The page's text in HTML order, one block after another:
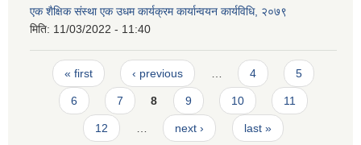
एक शैक्षिक संस्था एक उधम कार्यक्रम कार्यान्वयन कार्यविधि, २०७९
मिति: 11/03/2022 - 11:40
Pages
« first ‹ previous 4 5
6 7 8 9 10 11
12 next › last »